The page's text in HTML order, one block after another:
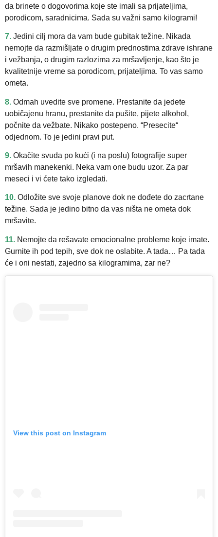
da brinete o dogovorima koje ste imali sa prijateljima,
porodicom, saradnicima. Sada su važni samo kilogrami!
7. Jedini cilj mora da vam bude gubitak težine. Nikada
nemojte da razmišljate o drugim prednostima zdrave ishrane
i vežbanja, o drugim razlozima za mršavljenje, kao što je
kvalitetnije vreme sa porodicom, prijateljima. To vas samo
ometa.
8. Odmah uvedite sve promene. Prestanite da jedete
uobičajenu hranu, prestanite da pušite, pijete alkohol,
počnite da vežbate. Nikako postepeno. “Presecite“
odjednom. To je jedini pravi put.
9. Okačite svuda po kući (i na poslu) fotografije super
mršavih manekenki. Neka vam one budu uzor. Za par
meseci i vi ćete tako izgledati.
10. Odložite sve svoje planove dok ne dođete do zacrtane
težine. Sada je jedino bitno da vas ništa ne ometa dok
mršavite.
11. Nemojte da rešavate emocionalne probleme koje imate.
Gurnite ih pod tepih, sve dok ne oslabite. A tada… Pa tada
će i oni nestati, zajedno sa kilogramima, zar ne?
View this post on Instagram